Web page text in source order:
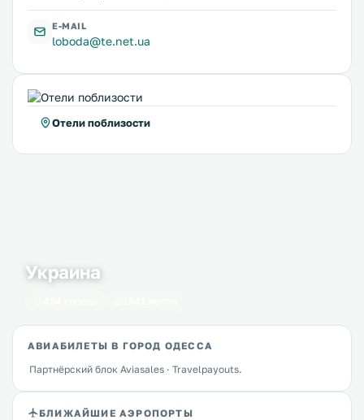
E-MAIL
loboda@te.net.ua
Отели поблизости
Украина
АВИАБИЛЕТЫ В ГОРОД ОДЕССА
Партнёрский блок Aviasales · Travelpayouts.
БЛИЖАЙШИЕ АЭРОПОРТЫ